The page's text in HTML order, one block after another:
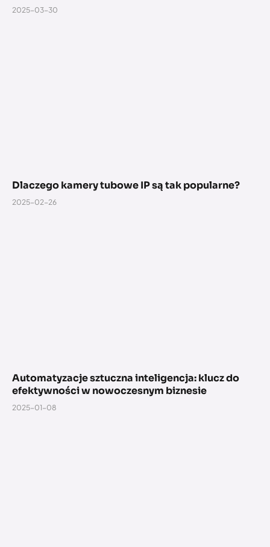
2025-03-30
Dlaczego kamery tubowe IP są tak popularne?
2025-02-26
Automatyzacje sztuczna inteligencja: klucz do
efektywności w nowoczesnym biznesie
2025-01-08